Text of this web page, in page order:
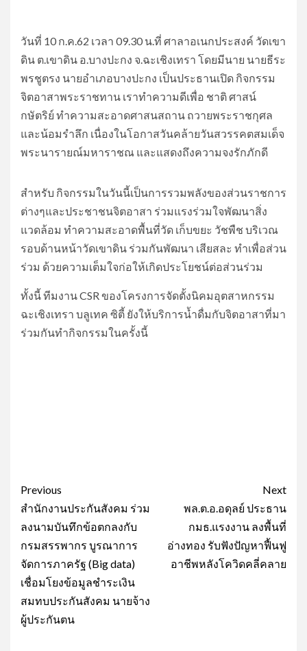
วันที่ 10 ก.ค.62 เวลา 09.30 น.ที่ ศาลาอเนกประสงค์ วัดเขา
ดิน ต.เขาดิน อ.บางปะกง จ.ฉะเชิงเทรา โดยมีนาย นายธีระ
พรชูตรง นายอำเภอบางปะกง เป็นประธานเปิด กิจกรรม
จิตอาสาพระราชทาน เราทำความดีเพื่อ ชาติ ศาสน์
กษัตริย์ ทำความสะอาดศาสนสถาน ถวายพระราชกุศล
และน้อมรำลึก เนื่องในโอกาสวันคล้ายวันสวรรคตสมเด็จ
พระนารายณ์มหาราชณ และแสดงถึงความจงรักภักดี
สำหรับ กิจกรรมในวันนี้เป็นการรวมพลังของส่วนราชการ
ต่างๆและประชาชนจิตอาสา ร่วมแรงร่วมใจพัฒนาสิ่ง
แวดล้อม ทำความสะอาดพื้นที่วัด เก็บขยะ วัชพืช บริเวณ
รอบด้านหน้าวัดเขาดิน ร่วมกันพัฒนา เสียสละ ทำเพื่อส่วน
ร่วม ด้วยความเต็มใจก่อให้เกิดประโยชน์ต่อส่วนร่วม
ทั้งนี้ ทีมงาน CSR ของโครงการจัดตั้งนิคมอุตสาหกรรม
ฉะเชิงเทรา บลูเทค ซิตี้ ยังให้บริการน้ำดื่มกับจิตอาสาที่มา
ร่วมกันทำกิจกรรมในครั้งนี้
Post
navigation
Previous
สำนักงานประกันสังคม ร่วม
ลงนามบันทึกข้อตกลงกับ
กรมสรรพากร บูรณาการ
จัดการภาครัฐ (Big data)
เชื่อมโยงข้อมูลชำระเงิน
สมทบประกันสังคม นายจ้าง
ผู้ประกันตน
Next
พล.ต.อ.อดุลย์ ประธาน
กมธ.แรงงาน ลงพื้นที่
อ่างทอง รับฟังปัญหาฟื้นฟู
อาชีพหลังโควิดคลี่คลาย